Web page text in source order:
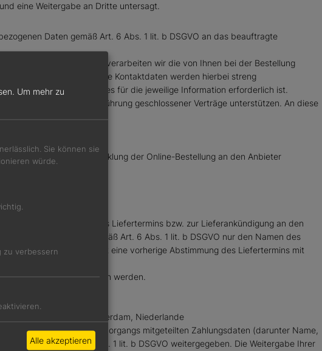
eine Weitergabe an Dritte untersagt.
Daten gemäß Art. 6 Abs. 1 lit. b DSGVO an das beauftragte
Produkte schulden, verarbeiten wir die von Ihnen bei der Bestellung
zu informieren. Ihre Kontaktdaten werden hierbei streng
verarbeitet, wie dies für die jeweilige Information erforderlich ist.
teilweise bei der Durchführung geschlossener Verträge unterstützen. An diese
zum Zwecke der Abwicklung der Online-Bestellung an den Anbieter
ist.
der Abstimmung eines Liefertermins bzw. zur Lieferankündigung an den
der Zustellung gemäß Art. 6 Abs. 1 lit. b DSGVO nur den Namen des
ist. In diesem Fall ist eine vorherige Abstimmung des Liefertermins mit
dem Anbieter widerrufen werden.
313, 1016 EE Amsterdam, Niederlande
im Rahmen des Bestellvorgangs mitgeteilten Zahlungsdaten (darunter Name,
gemäß Art. 6 Abs. 1 lit. b DSGVO weitergegeben. Die Weitergabe Ihrer
Um mehr zu
Sie können sie
würde.
zu verbessern
Alle akzeptieren